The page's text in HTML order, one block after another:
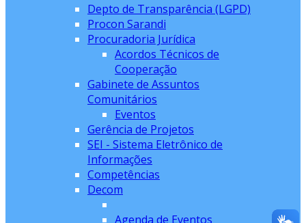
Depto de Transparência (LGPD)
Procon Sarandi
Procuradoria Jurídica
Acordos Técnicos de
Cooperação
Gabinete de Assuntos
Comunitários
Eventos
Gerência de Projetos
SEI - Sistema Eletrônico de
Informações
Competências
Decom
Agenda de Eventos